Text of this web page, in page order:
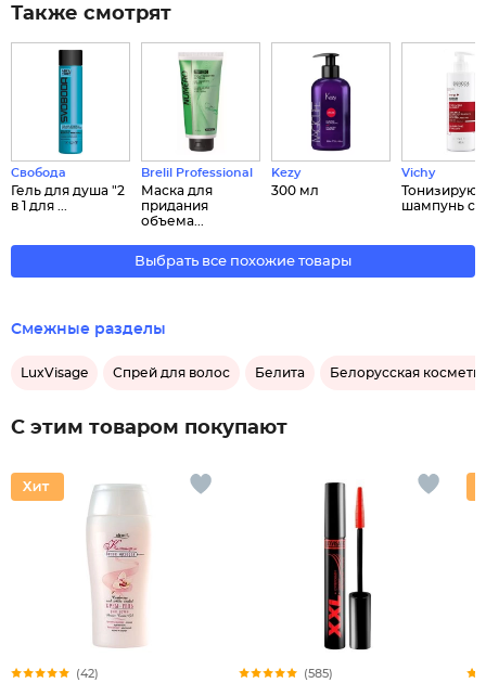
Также смотрят
Свобода
Гель для душа "2
в 1 для ...
Brelil Professional
Маска для
придания
объема...
Kezy
300 мл
Vichy
шампунь с
Выбрать все похожие товары
Смежные разделы
LuxVisage Спрей для волос Белита Белорусская
С этим товаром покупают
(42) (585)